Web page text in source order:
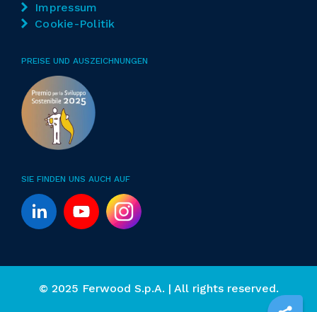
Impressum
Cookie-Politik
PREISE UND AUSZEICHNUNGEN
SIE FINDEN UNS AUCH AUF
© 2025 Ferwood S.p.A. | All rights reserved.